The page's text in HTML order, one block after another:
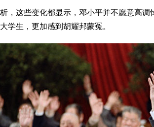
这些变化都显示，邓小平并不愿意高调
学生，更加感到胡耀邦蒙冤。